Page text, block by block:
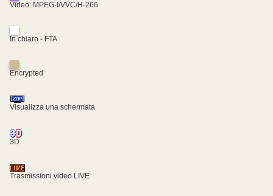
Video: MPEG-I/VVC/H-266
In chiaro - FTA
Encrypted
Visualizza una schermata
3D
Trasmissioni video LIVE